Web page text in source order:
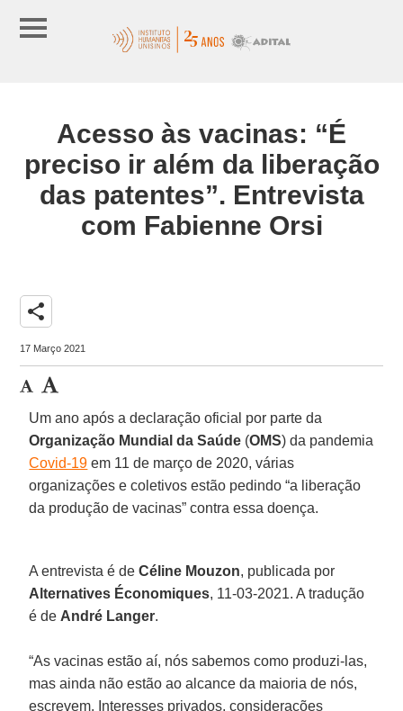
Acesso às vacinas: “É
preciso ir além da liberação
das patentes”. Entrevista
com Fabienne Orsi
share
17 Março 2021
Um ano após a declaração oficial por parte da
Organização Mundial da Saúde (OMS) da pandemia
Covid-19 em 11 de março de 2020, várias
organizações e coletivos estão pedindo “a liberação
da produção de vacinas” contra essa doença.
A entrevista é deCéline Mouzon, publicada por
Alternatives Économiques, 11-03-2021. A tradução
é de André Langer.
“As vacinas estão aí, nós sabemos como produzi-las,
mas ainda não estão ao alcance da maioria de nós,
escrevem. Interesses privados, considerações